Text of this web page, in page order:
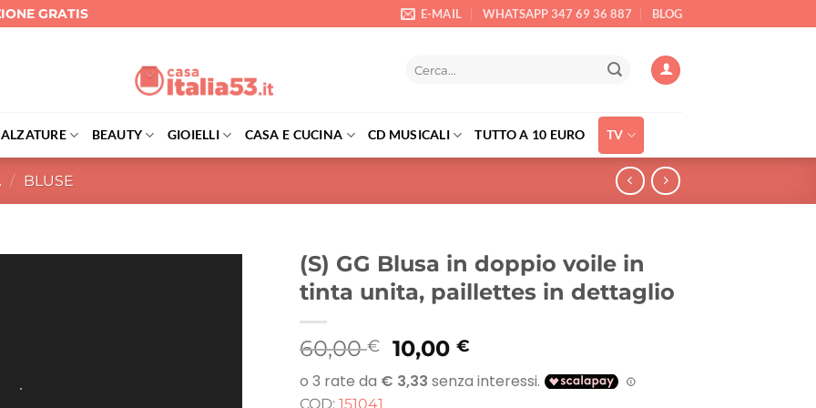
GRATIS E-MAIL WHATSAPP 347 69 36 887 BLOG
BEAUTY GIOIELLI CASA E CUCINA CD MUSICALI TUTTO A 10 EURO TV
/ BLUSE
(S) GG Blusa in doppio voile in
tinta unita, paillettes in dettaglio
60,00€
Il
prezzo
originale
10,00€
prezzo
attuale
COD: 151041